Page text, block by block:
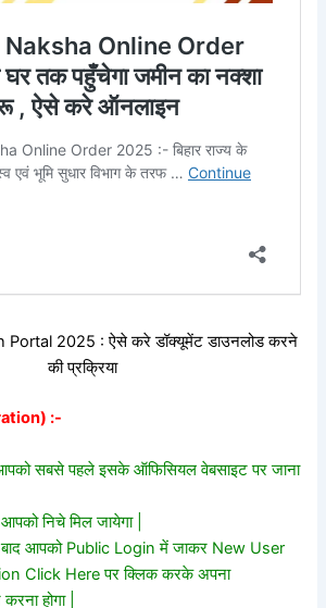
Portal 2025 : ऐसे करे डॉक्यूमेंट डाउनलोड करने
की प्रक्रिया
:-
सबसे पहले इसके ऑफिसियल वेबसाइट पर जाना
निचे मिल जायेगा |
बाद आपको Public Login में जाकर New User
Click Here पर क्लिक करके अपना
होगा |